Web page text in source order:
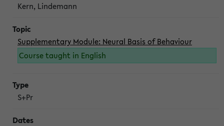
Kern, Lindemann
Supplementary Module: Neural Basis of Behaviour
Course taught in English
S+Pr